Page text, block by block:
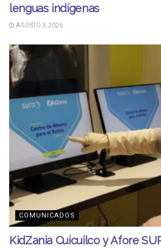
lenguas indígenas
AGOSTO 3, 2026
COMUNICADOS
KidZania Cuicuilco y Afore